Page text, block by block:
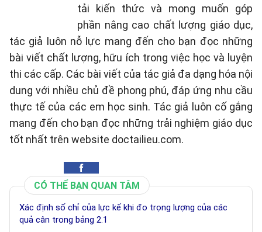
tải kiến thức và mong muốn góp
phần nâng cao chất lượng giáo dục,
tác giả luôn nỗ lực mang đến cho bạn đọc những
bài viết chất lượng, hữu ích trong việc học và luyện
thi các cấp. Các bài viết của tác giả đa dạng hóa nội
dung với nhiều chủ đề phong phú, đáp ứng nhu cầu
thực tế của các em học sinh. Tác giả luôn cố gắng
mang đến cho bạn đọc những trải nghiệm giáo dục
tốt nhất trên website doctailieu.com.
CÓ THỂ BẠN QUAN TÂM
Xác định số chỉ của lực kế khi đo trọng lượng của các
quả cân trong bảng 2.1